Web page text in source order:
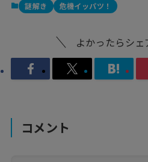
謎解き 危機イッパツ！
よかったらシェ
コメント